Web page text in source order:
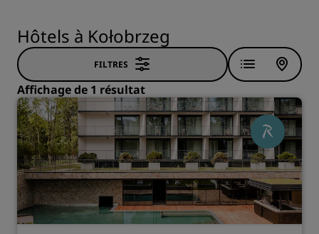
Hôtels à Kołobrzeg
FILTRES
Affichage de 1 résultat